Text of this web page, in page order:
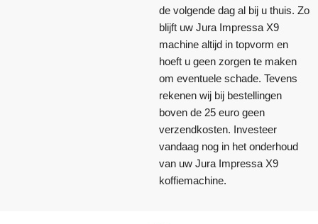
de volgende dag al bij u thuis. Zo
blijft uw Jura Impressa X9
machine altijd in topvorm en
hoeft u geen zorgen te maken
om eventuele schade. Tevens
rekenen wij bij bestellingen
boven de 25 euro geen
verzendkosten. Investeer
vandaag nog in het onderhoud
van uw Jura Impressa X9
koffiemachine.